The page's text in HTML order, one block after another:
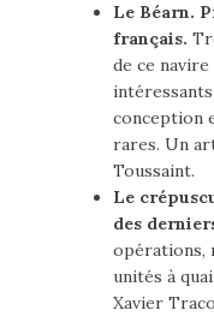
Le Béarn.
français.
de ce
conception
rares. Un
Toussaint.
Le
des
opérations,
unités à
Xavier